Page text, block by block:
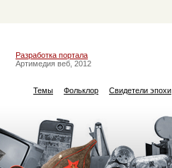
Разработка портала
Артимедия веб, 2012
Темы Фольклор Свидетели эпохи